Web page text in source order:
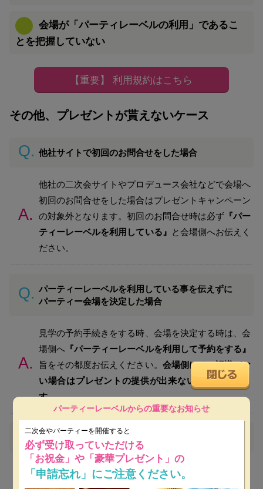
会場が「パーティレーベルの利用」であるこ
とを把握していない
【重要】 利用規約はこちら
その他、プレゼントが貰えないケース
他社サイトで初回のお問合せをした場合
他社の二次会サイトやプロデュース会社などで会場へ
初回のお問合せをした場合はプレゼントキャンペーン
の対象外となります。初回のお問合せ時は必ず『パー
ティーレーベルを利用している』 と会場側へお伝えく
ださい。
パーティーレーベルを利用している事を伝えずに
パーティー会場を決定した場合
見学の予約手続きをする時、会場を決定する時は、会
場側へ 『パーティーレーベルを利用して予約をする』
旨をその都度お伝えください。 会場側にその認識がな
い場合はプレゼントの提供が出来ない場合がありま
す。
プレゼントの申請期限を過ぎた場合
プレゼント申請には登録期限を設けています。
パーティーレーベルからの重要なお知らせ
二次会やパーティーを開催すると
必ず受け取っていただける
「お祝金」や「豪華プレゼント」の
「申請忘れ」にご注意ください。